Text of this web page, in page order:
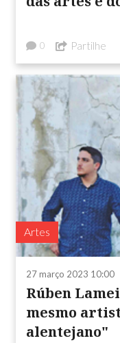
0 Partilhe
Artes
27 março 2023 10:00
Rúben
mesmo
alentejano"